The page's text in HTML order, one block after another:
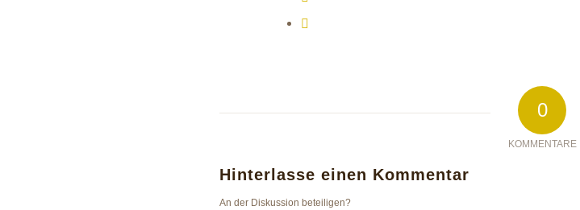
0
KOMMENTARE
Hinterlasse einen Kommentar
An der Diskussion beteiligen?